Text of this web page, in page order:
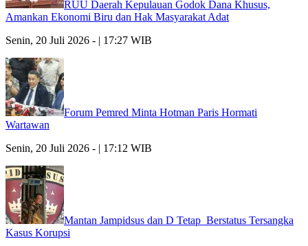
RUU Daerah Kepulauan Godok Dana Khusus,
Amankan Ekonomi Biru dan Hak Masyarakat Adat
Senin, 20 Juli 2026 - | 17:27 WIB
Forum Pemred Minta Hotman Paris Hormati
Wartawan
Senin, 20 Juli 2026 - | 17:12 WIB
Mantan Jampidsus dan D Tetap Berstatus Tersangka
Kasus Korupsi